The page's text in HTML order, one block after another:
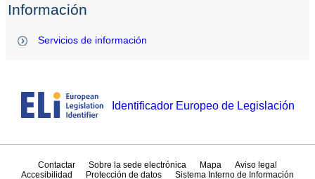
Información
Servicios de información
Identificador Europeo de Legislación
Contactar Sobre la sede electrónica Mapa
Aviso legal
Accesibilidad
Protección de datos Sistema Interno de Información